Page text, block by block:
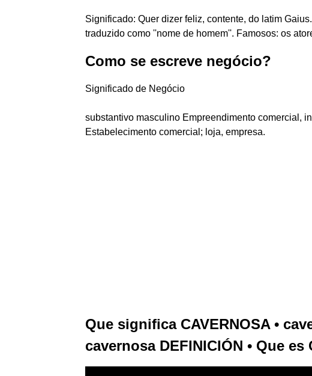
Significado: Quer dizer feliz, contente, do latim
traduzido como ''nome de homem''. Famosos: os
Como se escreve negócio?
Significado de Negócio
substantivo masculino Empreendimento comercial,
Estabelecimento comercial; loja, empresa.
Que significa CAVERNOSA •
cavernosa DEFINICIÓN • Que es